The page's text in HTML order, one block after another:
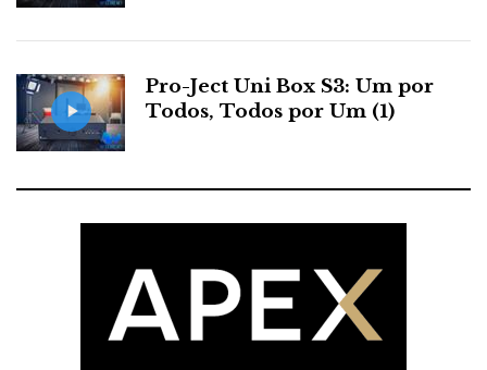
Pro-Ject Uni Box S3: Um por
Todos, Todos por Um (1)